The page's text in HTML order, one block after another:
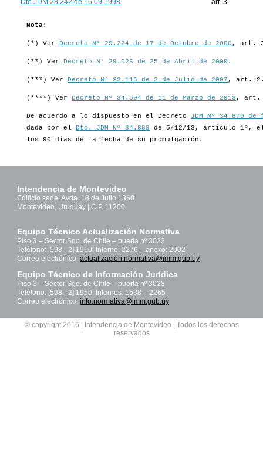
Dto.JDM 28.242 de 16.09.1998 art. 3
Nota:
(*) Ver Decreto N° 29.224 de 17 de Octubre de 2000 , art.
(**) Ver Decreto N° 29.026 de 25 de Abril de 2000 .
(***) Ver Decreto N° 32.115 de 2 de Julio de 2007 , art.
(****) Ver Decreto Nº 34.504 de 11 de Marzo de 2013 , art.
De acuerdo a lo dispuesto en el Decreto JDM Nº 34.870
dada por el
Dto. JDM Nº 34.889 de 5/12/13, artículo 1º,
los 90 días de la fecha de su promulgación.
Intendencia de Montevideo
Edificio sede: Avda. 18 de Julio 1360
Montevideo, Uruguay | C.P. 11200
Equipo Técnico Actualización Normativa
Piso 3 – Sector Sgo. de Chile – puerta nº 3023
Teléfono: [598 - 2] 1950, Interno: 2276 – anexo: 2902
Correo electrónico: actualizacion.normativa@imm.gub.uy
Equipo Técnico de Información Jurídica
Piso 3 – Sector Sgo. de Chile – puerta nº 3028
Teléfono: [598 - 2] 1950, Internos: 1538 – 2265
Correo electrónico: info.normativa@imm.gub.uy
© copyright 2016 | Intendencia de Montevideo | Todos los derechos
reservados